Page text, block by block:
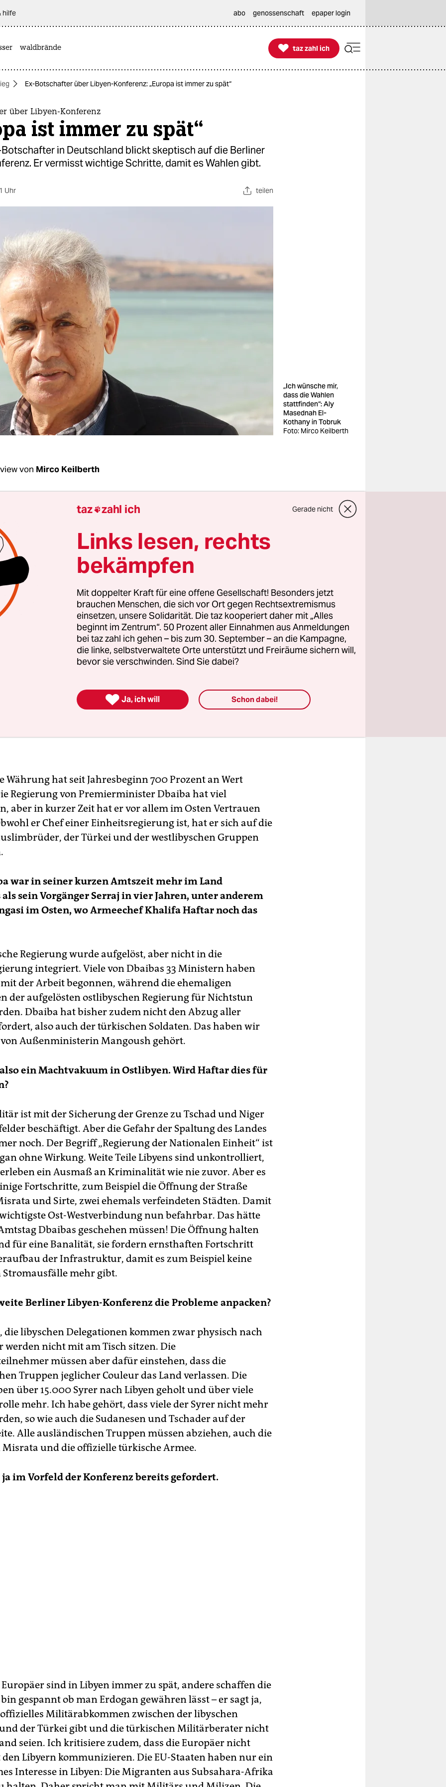
hilfe abo genossenschaft epaper login
waldbrände 
taz zahl ich
taz zahl ich
Ex-Botschafter über Libyen-Konferenz: „Europa ist immer zu spät“
über Libyen-Konferenz
ist immer zu spät“
in Deutschland blickt skeptisch auf die Berliner
Er vermisst wichtige Schritte, damit es Wahlen gibt.
Uhr teilen
„Ich wünsche mir,
dass die Wahlen
stattfinden“: Aly
Masednah El-
Kothany in Tobruk
Foto: Mirco Keilberth
von Mirco Keilberth
wie würden Sie die aktuelle Lage in Libyen
Kothany:
Deprimierend bis hoffnungslos. Das Land
Fortschritt in Richtung Demokratie. Die einzige positive
ist das Ende des Bürgerkrieges. Wirtschaftlich geht es den
schlechter.
Sie sich das?
von August 2011 bis Ende 2012 Botschafter Libyens in Berlin.
anderem in Heidelberg ausgebildete Arzt aus Tobruk
zuvor als Hausarzt im bayerischen Hof. Er lebt heute mit
Währung hat seit Jahresbeginn 700 Prozent an Wert
Regierung von Premierminister Dbaiba hat viel
aber in kurzer Zeit hat er vor allem im Osten Vertrauen
er Chef einer Einheitsregierung ist, hat er sich auf die
der Türkei und der westlibyschen Gruppen
war in seiner kurzen Amtszeit mehr im Land
sein Vorgänger Serraj in vier Jahren, unter anderem
im Osten, wo Armeechef Khalifa Haftar noch das
Regierung wurde aufgelöst, aber nicht in die
integriert. Viele von Dbaibas 33 Ministern haben
der Arbeit begonnen, während die ehemaligen
der aufgelösten ostlibyschen Regierung für Nichtstun
Dbaiba hat bisher zudem nicht den Abzug aller
also auch der türkischen Soldaten. Das haben wir
Außenministerin Mangoush gehört.
also ein Machtvakuum in Ostlibyen. Wird Haftar dies für
ist mit der Sicherung der Grenze zu Tschad und Niger
beschäftigt. Aber die Gefahr der Spaltung des Landes
noch. Der Begriff „Regierung der Nationalen Einheit“ ist
ohne Wirkung. Weite Teile Libyens sind unkontrolliert,
ein Ausmaß an Kriminalität wie nie zuvor. Aber es
Fortschritte, zum Beispiel die Öffnung der Straße
und Sirte, zwei ehemals verfeindeten Städten. Damit
Ost-Westverbindung nun befahrbar. Das hätte
Dbaibas geschehen müssen! Die Öffnung halten
für eine Banalität, sie fordern ernsthaften Fortschritt
der Infrastruktur, damit es zum Beispiel keine
Stromausfälle mehr gibt.
Berliner Libyen-Konferenz die Probleme anpacken?
die libyschen Delegationen kommen zwar physisch nach
werden nicht mit am Tisch sitzen. Die
müssen aber dafür einstehen, dass die
Truppen jeglicher Couleur das Land verlassen. Die
über 15.000 Syrer nach Libyen geholt und über viele
mehr. Ich habe gehört, dass viele der Syrer nicht mehr
so wie auch die Sudanesen und Tschader auf der
Alle ausländischen Truppen müssen abziehen, auch die
und die offizielle türkische Armee.
ja im Vorfeld der Konferenz bereits gefordert.
Europäer sind in Libyen immer zu spät, andere schaffen die
gespannt ob man Erdogan gewähren lässt – er sagt ja,
offizielles Militärabkommen zwischen der libyschen
der Türkei gibt und die türkischen Militärberater nicht
seien. Ich kritisiere zudem, dass die Europäer nicht
Libyern kommunizieren. Die EU-Staaten haben nur ein
Interesse in Libyen: Die Migranten aus Subsahara-Afrika
taz zahl ich Gerade nicht
Links lesen, rechts
bekämpfen
Mit doppelter Kraft für eine offene Gesellschaft! Besonders jetzt
brauchen Menschen, die sich vor Ort gegen Rechtsextremismus
einsetzen, unsere Solidarität. Die taz kooperiert daher mit „Alles
beginnt im Zentrum“. 50 Prozent aller Einnahmen aus Anmeldungen
bei taz zahl ich gehen – bis zum 30. September – an die Kampagne,
die linke, selbstverwaltete Orte unterstützt und Freiräume sichern will,
bevor sie verschwinden. Sind Sie dabei?
 Ja, ich will Schon dabei!